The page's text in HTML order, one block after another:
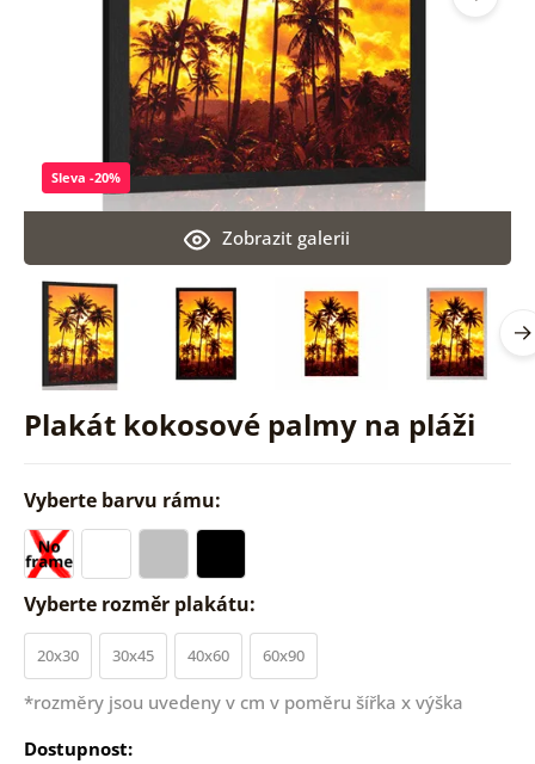
Plakát kokosové palmy na pláži
Zobrazit galerii
Sleva -20%
Vyberte barvu rámu:
Vyberte rozměr plakátu:
20x30 30x45 40x60 60x90
*rozměry jsou uvedeny v cm v poměru šířka x výška
Dostupnost: